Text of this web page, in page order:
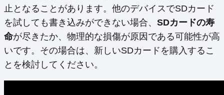
止となることがあります。他のデバイスでSDカード
を試しても書き込みができない場合、 SDカードの寿
命が尽きたか、物理的な損傷が原因である可能性が高
いです。その場合は、新しいSDカードを購入するこ
とを検討してください。